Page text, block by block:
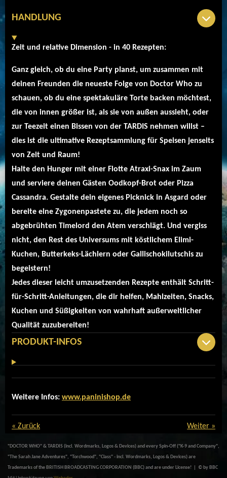
HANDLUNG
Zeit und relative Dimension - in 40 Rezepten:
Ganz gleich, ob du eine Party planst, um zusammen mit
deinen Freunden die neueste Folge von Doctor Who zu
schauen, ob du eine spektakuläre Torte backen möchtest,
die von innen größer ist, als sie von außen aussieht, oder
zur Teezeit einen Bissen von der TARDIS nehmen willst –
dies ist die ultimative Rezeptsammlung für Speisen jenseits
von Zeit und Raum!
Halte den Hunger mit einer Flotte Atraxi-Snax im Zaum
und serviere deinen Gästen Oodkopf-Brot oder Pizza
Cassandra. Gestalte dein eigenes Picknick in Asgard oder
bereite eine Zygonenpastete zu, die jedem noch so
abgebrühten Timelord den Atem verschlägt. Und vergiss
nicht, den Rest des Universums mit köstlichem Elimi-
Kuchen, Butterkeks-Lächlern oder Gallischokilutschis zu
begeistern!
Jedes dieser leicht umzusetzenden Rezepte enthält Schritt-
für-Schritt-Anleitungen, die dir helfen, Mahlzeiten, Snacks,
Kuchen und Süßigkeiten von wahrhaft außerweltlicher
Qualität zuzubereiten!
PRODUKT-INFOS
Weitere Infos: www.paninishop.de
« Zurück Weiter »
"DOCTOR WHO" & TARDIS (incl. Wordmarks, Logos & Devices) and every Spin-Off ("K-9 and Company",
"The Sarah Jane Adventures", "Torchwood", "Class" - incl. Wordmarks, Logos & Devices) are
Trademarks of the BRITISH BROADCASTING CORPORATION (BBC) and are under License! | © by BBC